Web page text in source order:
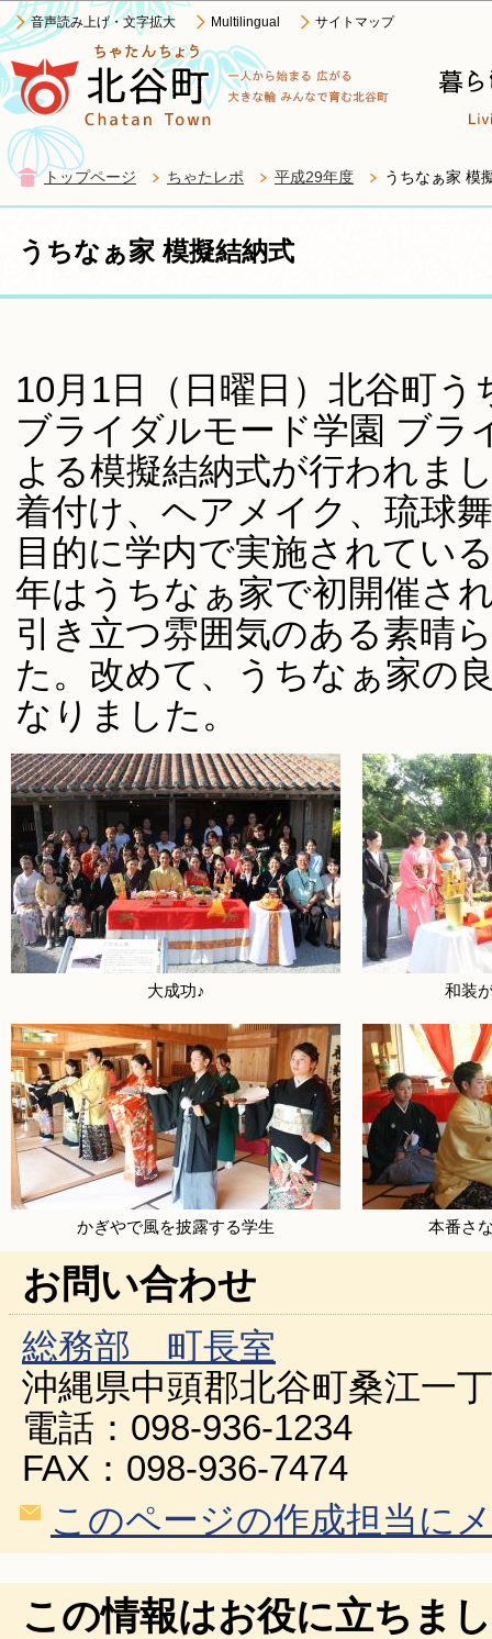
音声読み上げ・文字拡大 Multilingual サイトマップ
トップページ ちゃたレポ 平成29年度 うちなぁ家 模
うちなぁ家 模擬結納式
10月1日（日曜日）北谷町
ブライダルモード学園 ブラ
よる模擬結納式が行われま
着付け、ヘアメイク、琉球
目的に学内で実施されてい
年はうちなぁ家で初開催さ
引き立つ雰囲気のある素晴
た。改めて、うちなぁ家の
なりました。
大成功♪ 和装
かぎやで風を披露する学生 本番さ
お問い合わせ
総務部 町長室
沖縄県中頭郡北谷町桑江一
電話：098-936-1234
FAX：098-936-7474
このページの作成担当に
この情報はお役に立ちま